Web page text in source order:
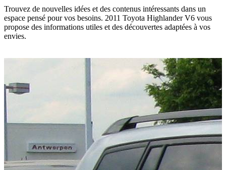
Trouvez de nouvelles idées et des contenus intéressants dans un
espace pensé pour vos besoins. 2011 Toyota Highlander V6 vous
propose des informations utiles et des découvertes adaptées à vos
envies.